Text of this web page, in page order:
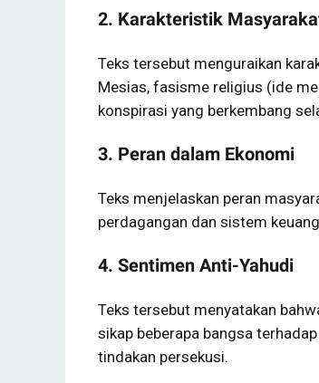
2. Karakteristik
Teks tersebut menguraikan
Mesias, fasisme religius (ide
konspirasi yang berkembang
3. Peran dalam Ekonomi
Teks menjelaskan peran
perdagangan dan sistem
4. Sentimen Anti-Yahudi
Teks tersebut menyatakan
sikap beberapa bangsa
tindakan persekusi.